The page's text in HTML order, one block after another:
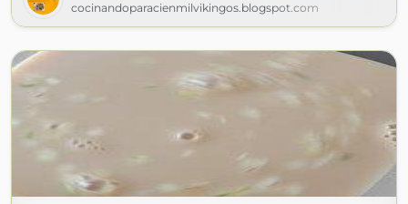
cocinandoparacienmilvikingos.blogspot.com